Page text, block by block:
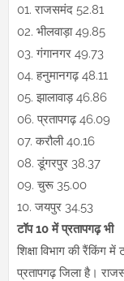
01. राजसमंद 52.81
02. भीलवाड़ा 49.85
03. गंगानगर 49.73
04. हनुमानगढ़ 48.11
05. झालावाड़ 46.86
06. प्रतापगढ़ 46.09
07. करौली 40.16
08. डूंगरपुर 38.37
09. चुरू 35.00
10. जयपुर 34.53
टॉप 10 में प्रतापगढ़ भी
शिक्षा विभाग की रैंकिंग
प्रतापगढ़ जिला है।